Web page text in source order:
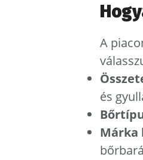
A
és
Márka